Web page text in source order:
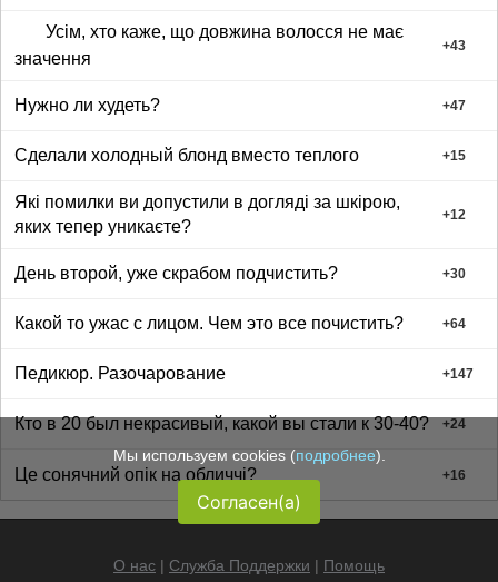
Усім, хто каже, що довжина волосся не має
значення
+43
Нужно ли худеть? +47
Сделали холодный блонд вместо теплого +15
Які помилки ви допустили в догляді за шкірою,
яких тепер уникаєте?
+12
День второй, уже скрабом подчистить? +30
Какой то ужас с лицом. Чем это все почистить? +64
Педикюр. Разочарование +147
Кто в 20 был некрасивый, какой вы стали к 30-40? +24
Це сонячний опік на обличчі? +16
О нас | Служба Поддержки | Помощь
Мы используем cookies (подробнее).
Согласен(а)